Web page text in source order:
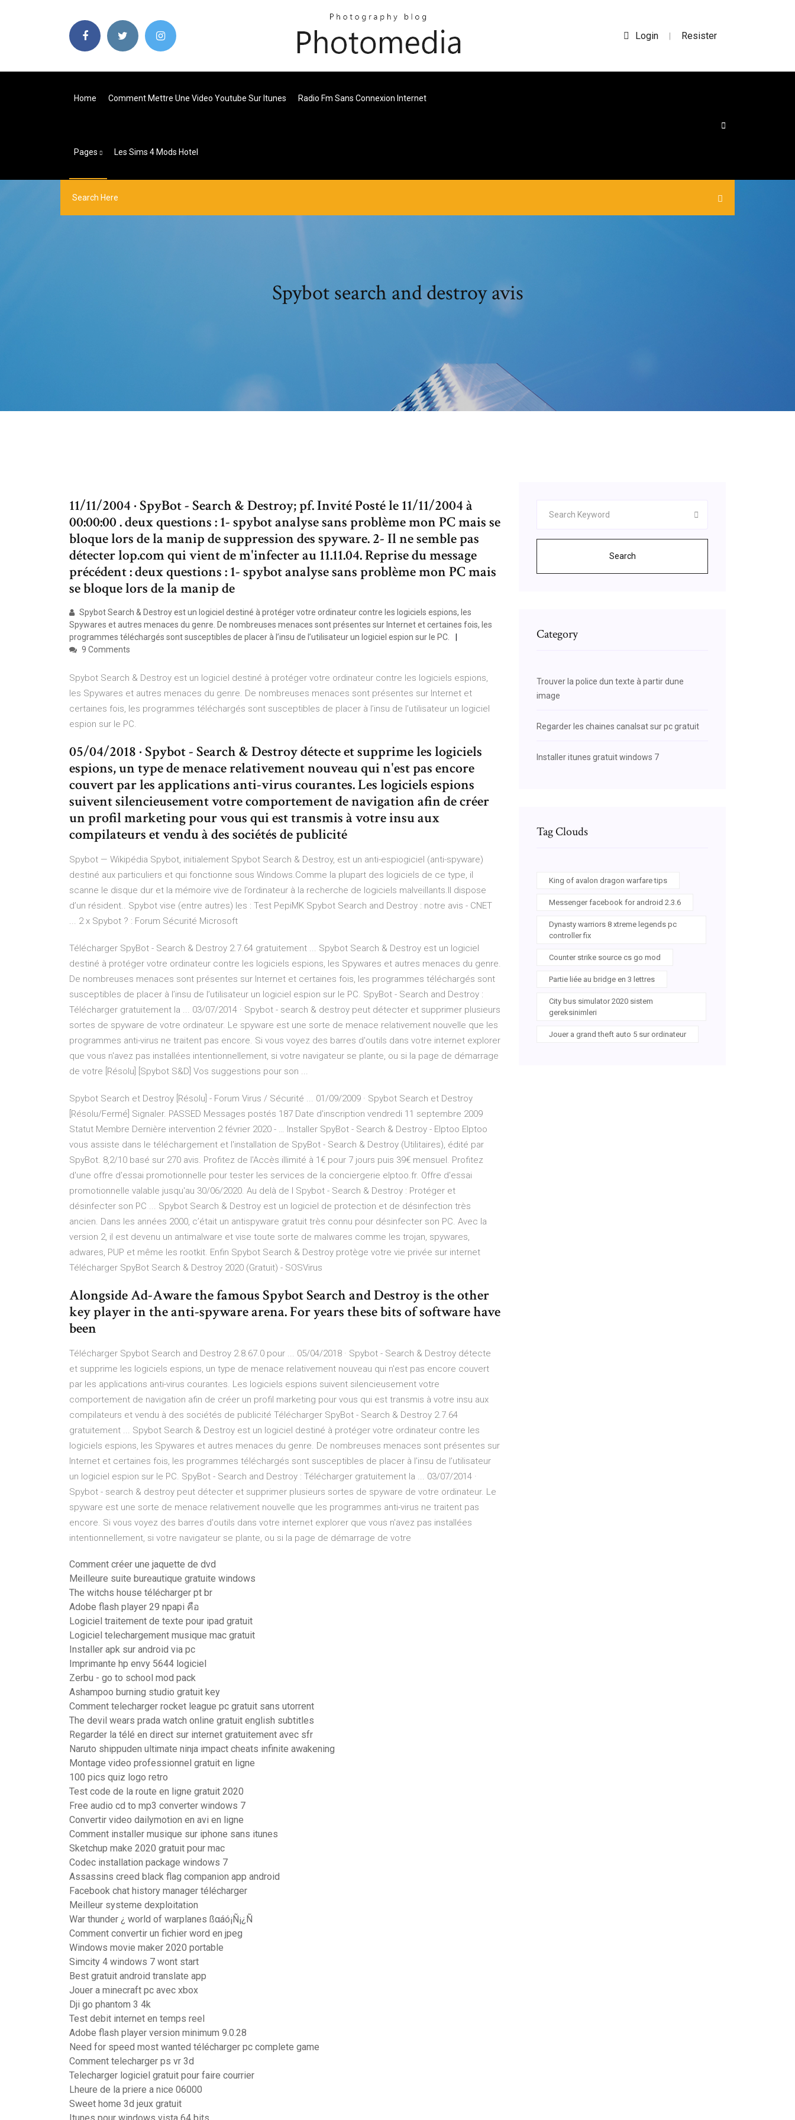
Login | Resister
Home Comment Mettre Une Video Youtube Sur Itunes Radio Fm Sans Connexion Internet
Pages Les Sims 4 Mods Hotel
Spybot search and destroy avis
11/11/2004 · SpyBot - Search & Destroy; pf. Invité Posté le 11/11/2004 à
00:00:00 . deux questions : 1- spybot analyse sans problème mon PC mais se
bloque lors de la manip de suppression des spyware. 2- Il ne semble pas
détecter lop.com qui vient de m'infecter au 11.11.04. Reprise du message
précédent : deux questions : 1- spybot analyse sans problème mon PC mais
se bloque lors de la manip de
Spybot Search & Destroy est un logiciel destiné à protéger votre ordinateur contre les logiciels espions, les
Spywares et autres menaces du genre. De nombreuses menaces sont présentes sur Internet et certaines fois, les
programmes téléchargés sont susceptibles de placer à l’insu de l’utilisateur un logiciel espion sur le PC.
9 Comments
Spybot Search & Destroy est un logiciel destiné à protéger votre ordinateur contre les logiciels espions,
les Spywares et autres menaces du genre. De nombreuses menaces sont présentes sur Internet et
certaines fois, les programmes téléchargés sont susceptibles de placer à l’insu de l’utilisateur un logiciel
espion sur le PC.
05/04/2018 · Spybot - Search & Destroy détecte et supprime les logiciels
espions, un type de menace relativement nouveau qui n'est pas encore
couvert par les applications anti-virus courantes. Les logiciels espions
suivent silencieusement votre comportement de navigation afin de créer
un profil marketing pour vous qui est transmis à votre insu aux
compilateurs et vendu à des sociétés de publicité
Spybot — Wikipédia Spybot, initialement Spybot Search & Destroy, est un anti-espiogiciel (anti-spyware)
destiné aux particuliers et qui fonctionne sous Windows.Comme la plupart des logiciels de ce type, il
scanne le disque dur et la mémoire vive de l’ordinateur à la recherche de logiciels malveillants.Il dispose
d’un résident.. Spybot vise (entre autres) les : Test PepiMK Spybot Search and Destroy : notre avis - CNET
... 2 x Spybot ? : Forum Sécurité Microsoft
Télécharger SpyBot - Search & Destroy 2.7.64 gratuitement ... Spybot Search & Destroy est un logiciel
destiné à protéger votre ordinateur contre les logiciels espions, les Spywares et autres menaces du genre.
De nombreuses menaces sont présentes sur Internet et certaines fois, les programmes téléchargés sont
susceptibles de placer à l’insu de l’utilisateur un logiciel espion sur le PC. SpyBot - Search and Destroy :
Télécharger gratuitement la ... 03/07/2014 · Spybot - search & destroy peut détecter et supprimer plusieurs
sortes de spyware de votre ordinateur. Le spyware est une sorte de menace relativement nouvelle que les
programmes anti-virus ne traitent pas encore. Si vous voyez des barres d'outils dans votre internet explorer
que vous n'avez pas installées intentionnellement, si votre navigateur se plante, ou si la page de démarrage
de votre [Résolu] [Spybot S&D] Vos suggestions pour son ...
Spybot Search et Destroy [Résolu] - Forum Virus / Sécurité ... 01/09/2009 · Spybot Search et Destroy
[Résolu/Fermé] Signaler. PASSED Messages postés 187 Date d'inscription vendredi 11 septembre 2009
Statut Membre Dernière intervention 2 février 2020 - … Installer SpyBot - Search & Destroy - Elptoo Elptoo
vous assiste dans le téléchargement et l'installation de SpyBot - Search & Destroy (Utilitaires), édité par
SpyBot. 8,2/10 basé sur 270 avis. Profitez de l'Accès illimité à 1€ pour 7 jours puis 39€ mensuel. Profitez
d'une offre d'essai promotionnelle pour tester les services de la conciergerie elptoo.fr. Offre d'essai
promotionnelle valable jusqu'au 30/06/2020. Au delà de l Spybot - Search & Destroy : Protéger et
désinfecter son PC ... Spybot Search & Destroy est un logiciel de protection et de désinfection très
ancien. Dans les années 2000, c’était un antispyware gratuit très connu pour désinfecter son PC. Avec la
version 2, il est devenu un antimalware et vise toute sorte de malwares comme les trojan, spywares,
adwares, PUP et même les rootkit. Enfin Spybot Search & Destroy protège votre vie privée sur internet
Télécharger SpyBot Search & Destroy 2020 (Gratuit) - SOSVirus
Alongside Ad-Aware the famous Spybot Search and Destroy is the other
key player in the anti-spyware arena. For years these bits of software have
been
Télécharger Spybot Search and Destroy 2.8.67.0 pour ... 05/04/2018 · Spybot - Search & Destroy détecte
et supprime les logiciels espions, un type de menace relativement nouveau qui n'est pas encore couvert
par les applications anti-virus courantes. Les logiciels espions suivent silencieusement votre
comportement de navigation afin de créer un profil marketing pour vous qui est transmis à votre insu aux
compilateurs et vendu à des sociétés de publicité Télécharger SpyBot - Search & Destroy 2.7.64
gratuitement ... Spybot Search & Destroy est un logiciel destiné à protéger votre ordinateur contre les
logiciels espions, les Spywares et autres menaces du genre. De nombreuses menaces sont présentes sur
Internet et certaines fois, les programmes téléchargés sont susceptibles de placer à l’insu de l’utilisateur
un logiciel espion sur le PC. SpyBot - Search and Destroy : Télécharger gratuitement la ... 03/07/2014 ·
Spybot - search & destroy peut détecter et supprimer plusieurs sortes de spyware de votre ordinateur. Le
spyware est une sorte de menace relativement nouvelle que les programmes anti-virus ne traitent pas
encore. Si vous voyez des barres d'outils dans votre internet explorer que vous n'avez pas installées
intentionnellement, si votre navigateur se plante, ou si la page de démarrage de votre
Comment créer une jaquette de dvd
Meilleure suite bureautique gratuite windows
The witchs house télécharger pt br
Adobe flash player 29 npapi คือ
Logiciel traitement de texte pour ipad gratuit
Logiciel telechargement musique mac gratuit
Installer apk sur android via pc
Imprimante hp envy 5644 logiciel
Zerbu - go to school mod pack
Ashampoo burning studio gratuit key
Comment telecharger rocket league pc gratuit sans utorrent
The devil wears prada watch online gratuit english subtitles
Regarder la télé en direct sur internet gratuitement avec sfr
Naruto shippuden ultimate ninja impact cheats infinite awakening
Montage video professionnel gratuit en ligne
100 pics quiz logo retro
Test code de la route en ligne gratuit 2020
Free audio cd to mp3 converter windows 7
Convertir video dailymotion en avi en ligne
Comment installer musique sur iphone sans itunes
Sketchup make 2020 gratuit pour mac
Codec installation package windows 7
Assassins creed black flag companion app android
Facebook chat history manager télécharger
Meilleur systeme dexploitation
War thunder ¿ world of warplanes ßαáó¡Ñ¡¿Ñ
Comment convertir un fichier word en jpeg
Windows movie maker 2020 portable
Simcity 4 windows 7 wont start
Best gratuit android translate app
Jouer a minecraft pc avec xbox
Dji go phantom 3 4k
Test debit internet en temps reel
Adobe flash player version minimum 9.0.28
Need for speed most wanted télécharger pc complete game
Comment telecharger ps vr 3d
Telecharger logiciel gratuit pour faire courrier
Lheure de la priere a nice 06000
Sweet home 3d jeux gratuit
Search
Category
Trouver la police dun texte à partir dune
image
Regarder les chaines canalsat sur pc gratuit
Installer itunes gratuit windows 7
Tag Clouds
King of avalon dragon warfare tips
Messenger facebook for android 2.3.6
Dynasty warriors 8 xtreme legends pc
controller fix
Counter strike source cs go mod
Partie liée au bridge en 3 lettres
City bus simulator 2020 sistem
gereksinimleri
Jouer a grand theft auto 5 sur ordinateur